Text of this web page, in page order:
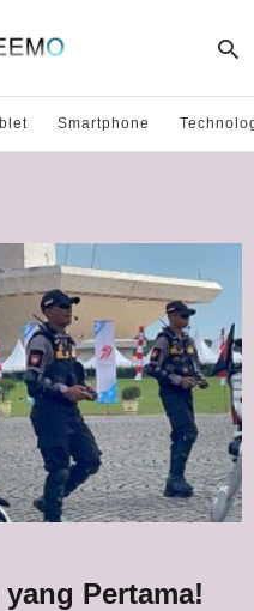
Smartphone
Pertama!